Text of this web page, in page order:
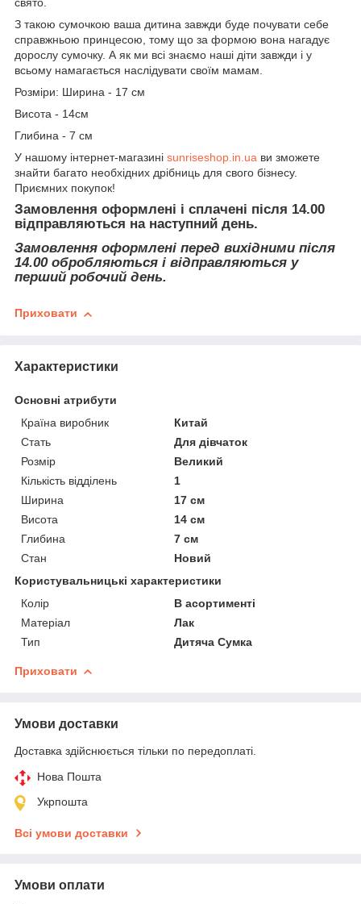
З такою сумочкою ваша дитина завжди буде почувати себе
справжньою принцесою, тому що за формою вона нагадує
дорослу сумочку. А як ми всі знаємо наші діти завжди і у
всьому намагається наслідувати своїм мамам.
Розміри: Ширина - 17 см
Висота - 14см
Глибина - 7 см
У нашому інтернет-магазині sunriseshop.in.ua ви зможете
знайти багато необхідних дрібниць для свого бізнесу.
Приємних покупок!
Замовлення оформлені і сплачені після 14.00
відправляються на наступний день.
Замовлення оформлені перед вихідними після
14.00 обробляються і відправляються у
перший робочий день.
Приховати
Характеристики
Основні атрибути
Країна виробник
Китай
Стать
Для дівчаток
Розмір
Великий
Кількість відділень
1
Ширина
17 см
Висота
14 см
Глибина
7 см
Стан
Новий
Користувальницькі характеристики
Колір
В асортименті
Матеріал
Лак
Тип
Дитяча Сумка
Приховати
Умови доставки
Доставка здійснюється тільки по передоплаті.
Нова Пошта
Укрпошта
Всі умови доставки
Умови оплати